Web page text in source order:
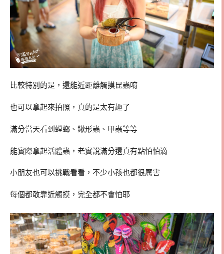
比較特別的是，還能近距離觸摸昆蟲唷
也可以拿起來拍照，真的是太有趣了
滿分當天看到螳螂、鍬形蟲、甲蟲等等
能實際拿起活體蟲，老實說滿分還真有點怕怕滴
小朋友也可以挑戰看看，不少小孩也都很厲害
每個都敢靠近觸摸，完全都不會怕耶